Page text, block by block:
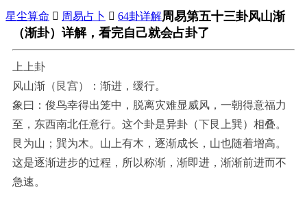
星尘算命  周易占卜  64卦详解周易第五十三卦风山渐
（渐卦）详解，看完自己就会占卦了
上上卦
风山渐（艮宫）：渐进，缓行。
象曰：俊鸟幸得出笼中，脱离灾难显威风，一朝得意福力
至，东西南北任意行。这个卦是异卦（下艮上巽）相叠。
艮为山；巽为木。山上有木，逐渐成长，山也随着增高。
这是逐渐进步的过程，所以称渐，渐即进，渐渐前进而不
急速。